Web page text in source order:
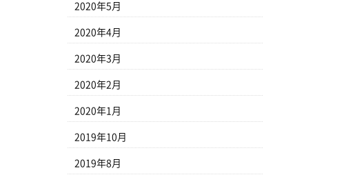
2020年5月
2020年4月
2020年3月
2020年2月
2020年1月
2019年10月
2019年8月